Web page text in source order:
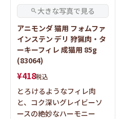
アニモンダ 猫用 フォムファ
インステン デリ 狩猟肉・タ
ーキーフィレ 成猫用 85g
(83064)
¥418税込
とろけるようなフィレ肉
と、コク深いグレイビーソ
ースの絶妙なハーモニー